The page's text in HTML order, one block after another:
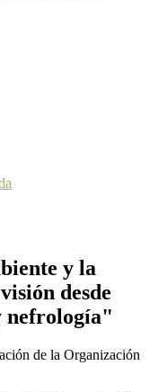
y la
desde
nefrología"
de la Organización